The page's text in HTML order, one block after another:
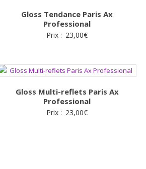
Gloss Tendance Paris Ax
Professional
Prix : 23,00€
Gloss Multi-reflets Paris Ax
Professional
Prix : 23,00€